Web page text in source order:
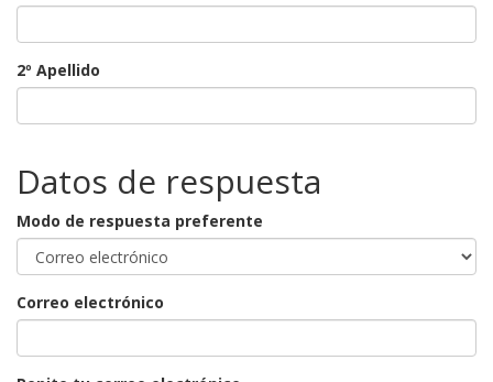
2º Apellido
Datos de respuesta
Modo de respuesta preferente
Correo electrónico